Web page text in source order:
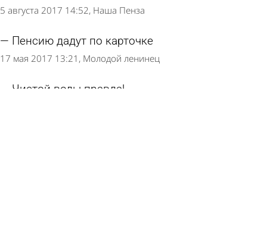
5 августа 2017 14:52 Наша Пенза
Пенсию дадут по карточке
17 мая 2017 13:21 Молодой ленинец
Чистой воды правда!